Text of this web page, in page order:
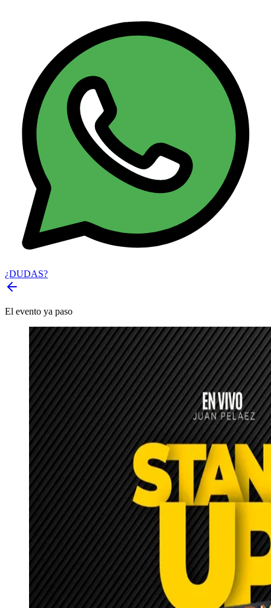
¿DUDAS?
El evento ya paso